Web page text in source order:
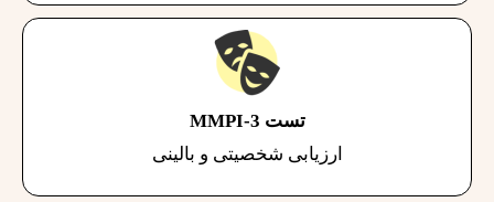
تست MMPI-3
ارزیابی شخصیتی و بالینی